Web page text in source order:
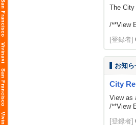
The City
/**View
[登録者]
お知ら
City
View as
/**View
[登録者]